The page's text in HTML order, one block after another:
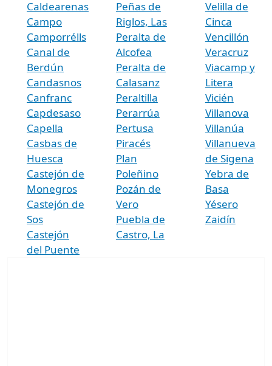
Caldearenas
Campo
Camporrélls
Canal de
Berdún
Candasnos
Canfranc
Capdesaso
Capella
Casbas de
Huesca
Castejón de
Monegros
Castejón de
Sos
Castejón
del Puente
Peñas de
Riglos, Las
Peralta de
Alcofea
Peralta de
Calasanz
Peraltilla
Perarrúa
Pertusa
Piracés
Plan
Poleñino
Pozán de
Vero
Puebla de
Castro, La
Velilla de
Cinca
Vencillón
Veracruz
Viacamp y
Litera
Vicién
Villanova
Villanúa
Villanueva
de Sigena
Yebra de
Basa
Yésero
Zaidín